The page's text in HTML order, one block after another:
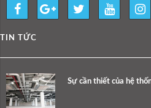
TIN TỨC
Sự cần thiết của hệ